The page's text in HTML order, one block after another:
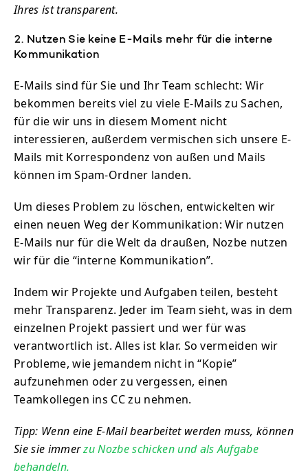
Ihres ist transparent.
2. Nutzen Sie keine E-Mails mehr für die interne
Kommunikation
E-Mails sind für Sie und Ihr Team schlecht: Wir
bekommen bereits viel zu viele E-Mails zu Sachen,
für die wir uns in diesem Moment nicht
interessieren, außerdem vermischen sich unsere E-
Mails mit Korrespondenz von außen und Mails
können im Spam-Ordner landen.
Um dieses Problem zu löschen, entwickelten wir
einen neuen Weg der Kommunikation: Wir nutzen
E-Mails nur für die Welt da draußen, Nozbe nutzen
wir für die “interne Kommunikation”.
Indem wir Projekte und Aufgaben teilen, besteht
mehr Transparenz. Jeder im Team sieht, was in dem
einzelnen Projekt passiert und wer für was
verantwortlich ist. Alles ist klar. So vermeiden wir
Probleme, wie jemandem nicht in “Kopie”
aufzunehmen oder zu vergessen, einen
Teamkollegen ins CC zu nehmen.
Tipp: Wenn eine E-Mail bearbeitet werden muss, können
Sie sie immerzu Nozbe schicken und als Aufgabe
behandeln.